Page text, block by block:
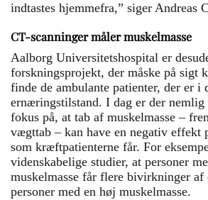
indtastes hjemmefra,” siger Andreas
CT-scanninger måler muskelmasse
Aalborg Universitetshospital er
forskningsprojekt, der måske på sigt
finde de ambulante patienter, der er i
ernæringstilstand. I dag er der nemlig
fokus på, at tab af muskelmasse –
vægttab – kan have en negativ effekt
som kræftpatienterne får. For
videnskabelige studier, at personer
muskelmasse får flere bivirkninger af
personer med en høj muskelmasse.